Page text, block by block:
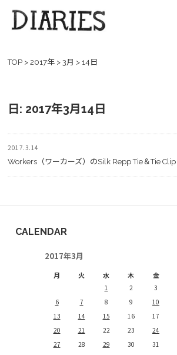
TOP > 2017年 > 3月 > 14日
日: 2017年3月14日
2017.3.14
Workers（ワーカーズ）のSilk Repp Tie＆Tie Clip
CALENDAR
2017年3月
月 火 水 木 金
1 2 3
6
7 8 9 10
13
14 15 16 17
20
21 22 23 24
27
28 29 30 31